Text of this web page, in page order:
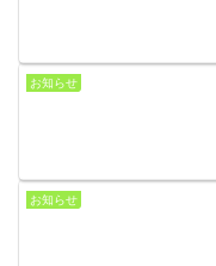
お知らせ
お知らせ